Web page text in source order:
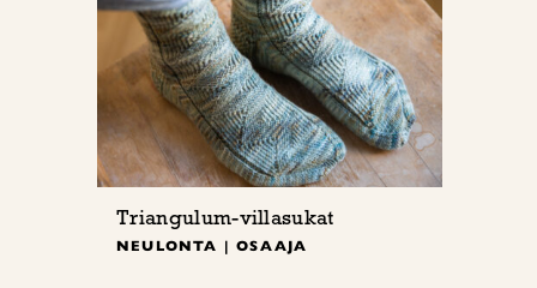
Triangulum-villasukat
NEULONTA | OSAAJA